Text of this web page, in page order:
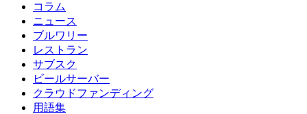
コラム
ニュース
ブルワリー
レストラン
サブスク
ビールサーバー
クラウドファンディング
用語集